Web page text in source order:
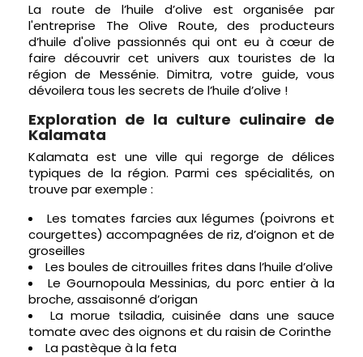
La route de l’huile d’olive est organisée par
l'entreprise The Olive Route, des producteurs
d’huile d'olive passionnés qui ont eu à cœur de
faire découvrir cet univers aux touristes de la
région de Messénie. Dimitra, votre guide, vous
dévoilera tous les secrets de l’huile d’olive !
Exploration de la culture culinaire de
Kalamata
Kalamata est une ville qui regorge de délices
typiques de la région. Parmi ces spécialités, on
trouve par exemple :
Les tomates farcies aux légumes (poivrons et
courgettes) accompagnées de riz, d’oignon et de
groseilles
Les boules de citrouilles frites dans l’huile d’olive
Le Gournopoula Messinias, du porc entier à la
broche, assaisonné d’origan
La morue tsiladia, cuisinée dans une sauce
tomate avec des oignons et du raisin de Corinthe
La pastèque à la feta